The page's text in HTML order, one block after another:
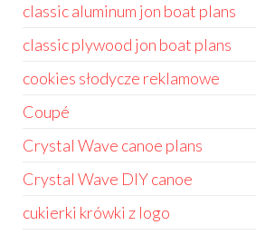
classic aluminum jon boat plans
classic plywood jon boat plans
cookies słodycze reklamowe
Coupé
Crystal Wave canoe plans
Crystal Wave DIY canoe
cukierki krówki z logo